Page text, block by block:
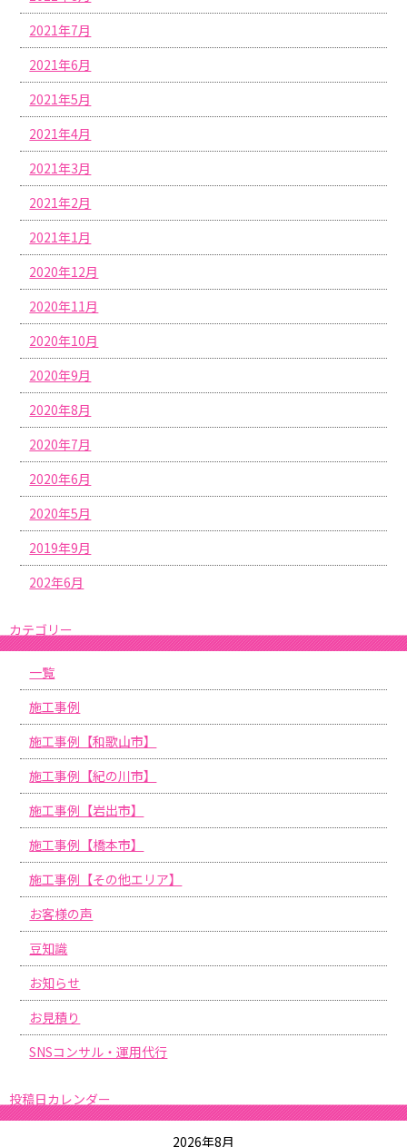
2021年7月
2021年6月
2021年5月
2021年4月
2021年3月
2021年2月
2021年1月
2020年12月
2020年11月
2020年10月
2020年9月
2020年8月
2020年7月
2020年6月
2020年5月
2019年9月
202年6月
カテゴリー
一覧
施工事例
施工事例【和歌山市】
施工事例【紀の川市】
施工事例【岩出市】
施工事例【橋本市】
施工事例【その他エリア】
お客様の声
豆知識
お知らせ
お見積り
SNSコンサル・運用代行
投稿日カレンダー
2026年8月